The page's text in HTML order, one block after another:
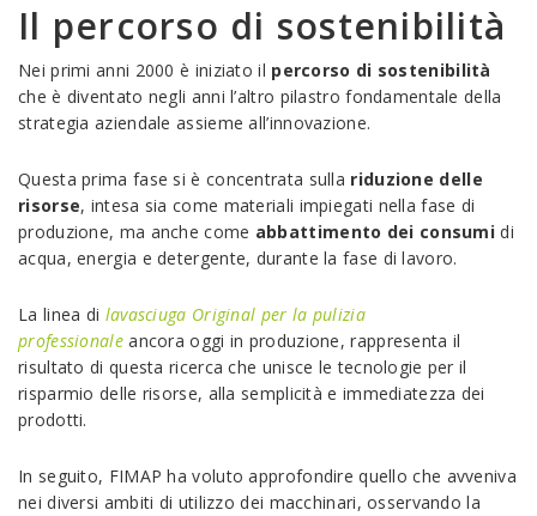
Il percorso di sostenibilità
Nei primi anni 2000 è iniziato il percorso di sostenibilità
che è diventato negli anni l’altro pilastro fondamentale della
strategia aziendale assieme all’innovazione.
Questa prima fase si è concentrata sulla riduzione delle
risorse, intesa sia come materiali impiegati nella fase di
produzione, ma anche come abbattimento dei consumi di
acqua, energia e detergente, durante la fase di lavoro.
La linea di lavasciuga Original per la pulizia
professionaleancora oggi in produzione, rappresenta il
risultato di questa ricerca che unisce le tecnologie per il
risparmio delle risorse, alla semplicità e immediatezza dei
prodotti.
In seguito, FIMAP ha voluto approfondire quello che avveniva
nei diversi ambiti di utilizzo dei macchinari, osservando la